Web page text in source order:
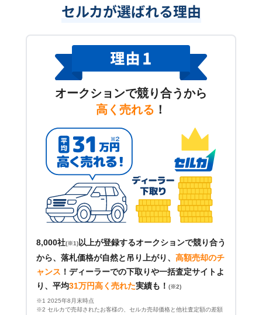
セルカが選ばれる理由
オークションで競り合うから
高く売れる ！
8,000社(※1) 以上が登録するオークションで競り合う
から、落札価格が自然と吊り上がり、 高額売却のチ
ャンス ！ ディーラーでの下取りや一括査定サイトよ
り、平均31万円高く売れた実績も！ (※2)
※1 2025年8月末時点
※2 セルカで売却されたお客様の、セルカ売却価格と他社査定額の差額